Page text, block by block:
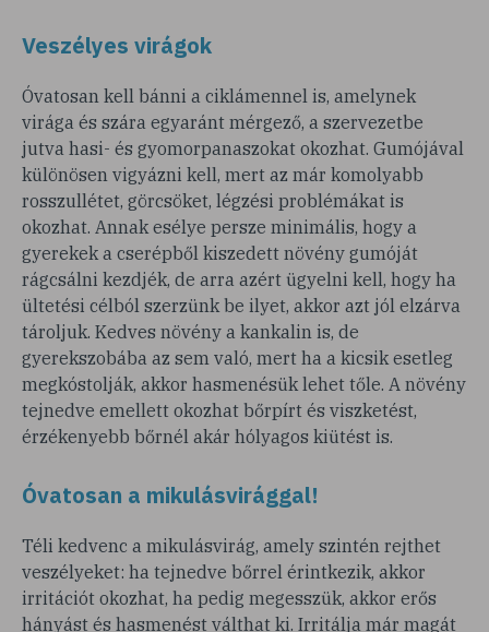
Veszélyes virágok
Óvatosan kell bánni a ciklámennel is, amelynek
virága és szára egyaránt mérgező, a szervezetbe
jutva hasi- és gyomorpanaszokat okozhat. Gumójával
különösen vigyázni kell, mert az már komolyabb
rosszullétet, görcsöket, légzési problémákat is
okozhat. Annak esélye persze minimális, hogy a
gyerekek a cserépből kiszedett növény gumóját
rágcsálni kezdjék, de arra azért ügyelni kell, hogy ha
ültetési célból szerzünk be ilyet, akkor azt jól elzárva
tároljuk. Kedves növény a kankalin is, de
gyerekszobába az sem való, mert ha a kicsik esetleg
megkóstolják, akkor hasmenésük lehet tőle. A növény
tejnedve emellett okozhat bőrpírt és viszketést,
érzékenyebb bőrnél akár hólyagos kiütést is.
Óvatosan a mikulásvirággal!
Téli kedvenc a mikulásvirág, amely szintén rejthet
veszélyeket: ha tejnedve bőrrel érintkezik, akkor
irritációt okozhat, ha pedig megesszük, akkor erős
hányást és hasmenést válthat ki. Irritálja már magát